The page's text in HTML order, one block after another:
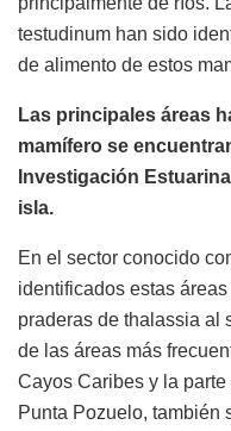
testudinum han sido
de alimento de estos
Las principales áreas
mamífero se
Investigación
isla.
En el sector conocido
identificados estas
praderas de thalassia al
de las áreas más
Cayos Caribes y la
Punta Pozuelo, también